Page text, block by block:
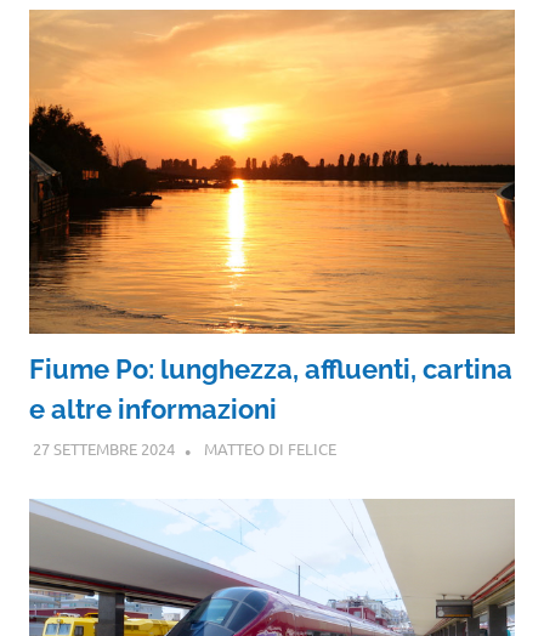
Fiume Po: lunghezza, affluenti, cartina
e altre informazioni
27 SETTEMBRE 2024 MATTEO DI FELICE